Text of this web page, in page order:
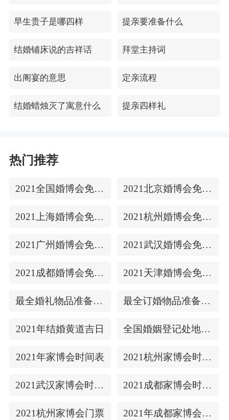
早生贵子是哪四样 提亲要准备什么
结婚铺床说的吉祥话 拜堂主持词
出阁宴的意思 定亲流程
结婚蜡烛灭了寓意什么 提亲四样礼
热门推荐
2021全国婚博会免费门票 2021北京婚博会免费门票
2021上海婚博会免费门票 2021杭州婚博会免费门票
2021广州婚博会免费门票 2021武汉婚博会免费门票
2021成都婚博会免费门票 2021天津婚博会免费门票
最全婚礼物品准备清单 最全订婚物品准备清单
2021年结婚黄道吉日 全国婚姻登记处地址/上下时间
2021年家博会时间表 2021杭州家博会时间表
2021武汉家博会时间表 2021成都家博会时间表
2021杭州家博会门票 2021年成都家博会门票